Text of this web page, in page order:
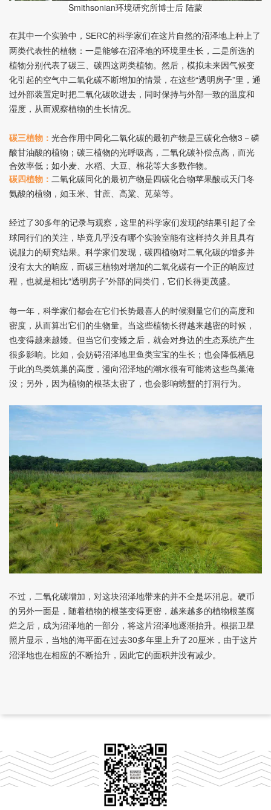
Smithsonian环境研究所博士后 陆蒙
在其中一个实验中， SERC的科学家们在这片自然的沼泽地上种上了
两类代表性的植物：一是能够在沼泽地的环境里生长，二是所选的
植物分别代表了碳三、碳四这两类植物。然后，模拟未来因气候变
化引起的空气中二氧化碳不断增加的情景，在这些“透明房子”里，通
过外部装置定时把二氧化碳吹进去，同时保持与外部一致的温度和
湿度，从而观察植物的生长情况。
碳三植物： 光合作用中同化二氧化碳的最初产物是三碳化合物3－磷
酸甘油酸的植物；碳三植物的光呼吸高，二氧化碳补偿点高，而光
合效率低；如小麦、水稻、大豆、棉花等大多数作物。
碳四植物： 二氧化碳同化的最初产物是四碳化合物苹果酸或天门冬
氨酸的植物，如玉米、甘蔗、高粱、苋菜等。
经过了30多年的记录与观察，这里的科学家们发现的结果引起了全
球同行们的关注，毕竟几乎没有哪个实验室能有这样持久并且具有
说服力的研究结果。科学家们发现，碳四植物对二氧化碳的增多并
没有太大的响应，而碳三植物对增加的二氧化碳有一个正的响应过
程，也就是相比“透明房子”外部的同类们，它们长得更茂盛。
每一年，科学家们都会在它们长势最喜人的时候测量它们的高度和
密度，从而算出它们的生物量。当这些植物长得越来越密的时候，
也变得越来越矮。但当它们变矮之后，就会对身边的生态系统产生
很多影响。比如，会妨碍沼泽地里鱼类宝宝的生长；也会降低栖息
于此的鸟类筑巢的高度，漫向沼泽地的潮水很有可能将这些鸟巢淹
没；另外，因为植物的根茎太密了，也会影响螃蟹的打洞行为。
不过，二氧化碳增加，对这块沼泽地带来的并不全是坏消息。硬币
的另外一面是，随着植物的根茎变得更密，越来越多的植物根茎腐
烂之后，成为沼泽地的一部分，将这片沼泽地逐渐抬升。根据卫星
照片显示，当地的海平面在过去30多年里上升了20厘米，由于这片
沼泽地也在相应的不断抬升，因此它的面积并没有减少。